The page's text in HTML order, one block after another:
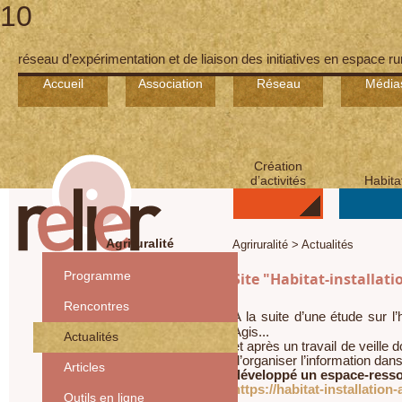
10
réseau d’expérimentation et de liaison des initiatives en espace
Accueil Association Réseau
Création
d’activités
Agriruralité
Programme
Rencontres
Actualités
Articles
Outils en ligne
Agriruralité > Actualités
Site "Habitat-
A la suite d’une étude sur
Agis...
et après un travail de veille
d’organiser l’information
développé un espace-
https://habitat-